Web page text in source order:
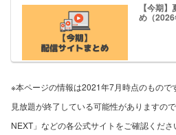
【今期
め（2026
※本ページの情報は2021年7月時点のもので
見放題が終了している可能性がありますの
NEXT」などの各公式サイトをご確認くださ